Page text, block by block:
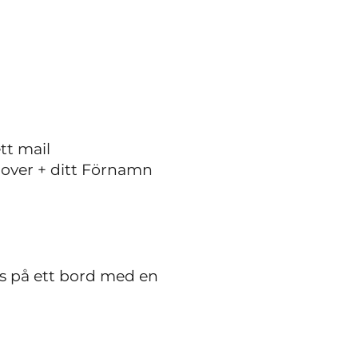
mail
+ ditt Förnamn
på ett bord med en